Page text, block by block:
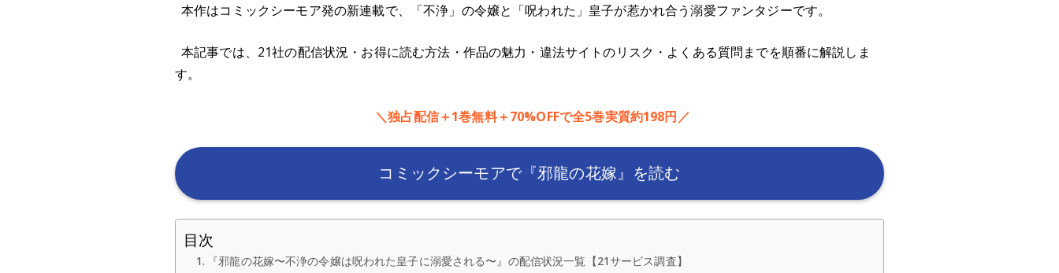
本作はコミックシーモア発の新連載で、「不浄」の令嬢と「呪われた」皇子が惹かれ合う溺愛ファンタジーです。
本記事では、21社の配信状況・お得に読む方法・作品の魅力・違法サイトのリスク・よくある質問までを順番に解説しま
す。
＼独占配信＋1巻無料＋70%OFFで全5巻実質約198円／
コミックシーモアで『邪龍の花嫁』を読む
目次
『邪龍の花嫁〜不浄の令嬢は呪われた皇子に溺愛される〜』の配信状況一覧【21サービス調査】